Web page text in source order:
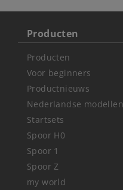
Producten
Producten
Voor beginners
Productnieuws
Nederlandse modellen
Startsets
Spoor H0
Spoor 1
Spoor Z
my world